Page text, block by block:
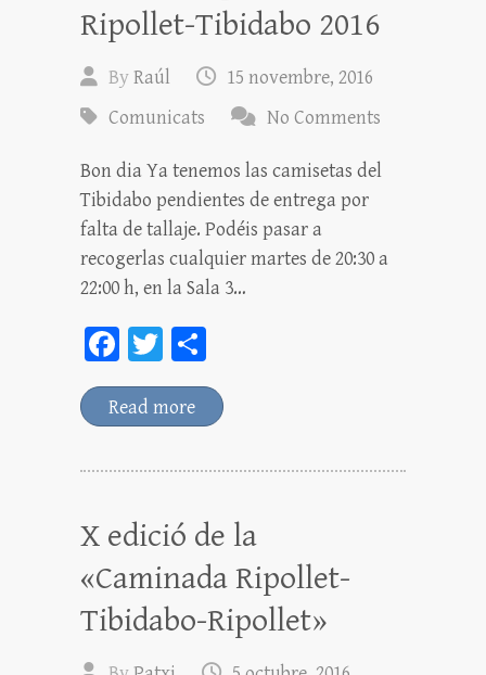
Ripollet-Tibidabo 2016
ByRaúl
15 novembre, 2016
Comunicats
No Comments
Bon dia Ya tenemos las camisetas del
Tibidabo pendientes de entrega por
falta de tallaje. Podéis pasar a
recogerlas cualquier martes de 20:30 a
22:00 h, en la Sala 3…
Fa
ce
bo
T
wi
tt
o
m
rt
ei
x
Read more
X edició de la
«Caminada Ripollet-
Tibidabo-Ripollet»